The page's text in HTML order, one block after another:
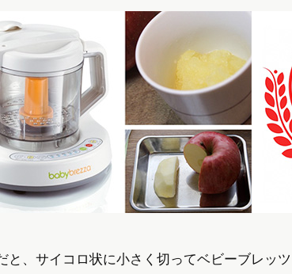
と、サイコロ状に小さく切ってベビーブレッ